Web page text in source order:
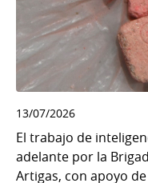
13/07/2026
El trabajo de
adelante por la
Artigas, con apoyo